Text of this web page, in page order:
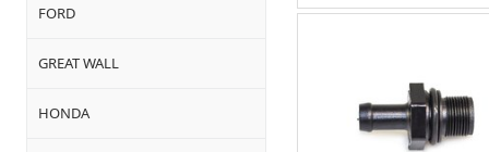
FORD
GREAT WALL
HONDA